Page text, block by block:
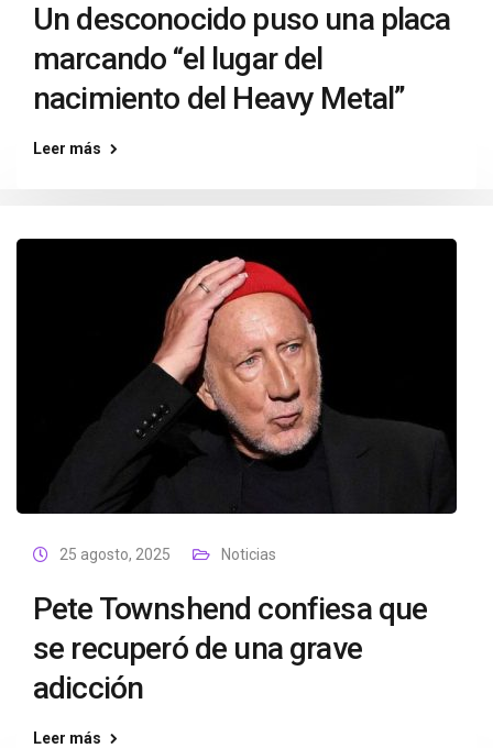
Un desconocido puso una placa
marcando “el lugar del
nacimiento del Heavy Metal”
Leer más
25 agosto, 2025 Noticias
Pete Townshend confiesa que
se recuperó de una grave
adicción
Leer más